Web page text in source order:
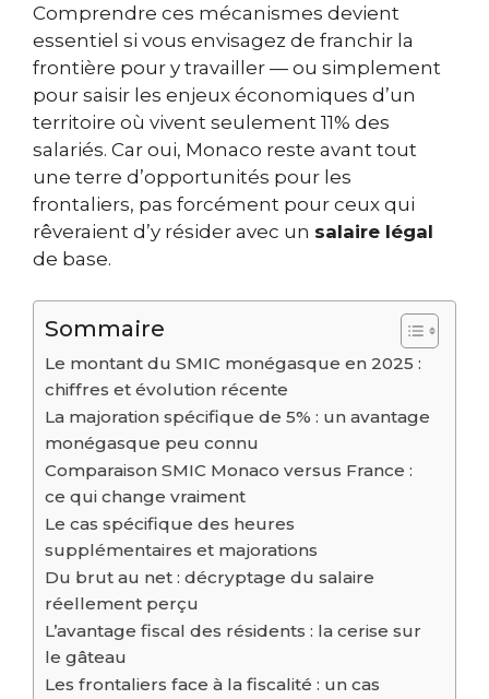
Comprendre ces mécanismes devient
essentiel si vous envisagez de franchir la
frontière pour y travailler — ou simplement
pour saisir les enjeux économiques d’un
territoire où vivent seulement 11% des
salariés. Car oui, Monaco reste avant tout
une terre d’opportunités pour les
frontaliers, pas forcément pour ceux qui
rêveraient d’y résider avec un salaire légal
de base.
Sommaire
Le montant du SMIC monégasque en 2025 :
chiffres et évolution récente
La majoration spécifique de 5% : un avantage
monégasque peu connu
Comparaison SMIC Monaco versus France :
ce qui change vraiment
Le cas spécifique des heures
supplémentaires et majorations
Du brut au net : décryptage du salaire
réellement perçu
L’avantage fiscal des résidents : la cerise sur
le gâteau
Les frontaliers face à la fiscalité : un cas